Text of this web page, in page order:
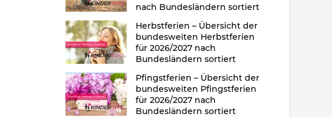
nach Bundesländern sortiert
Herbstferien – Übersicht der
bundesweiten Herbstferien
für 2026/2027 nach
Bundesländern sortiert
Pfingstferien – Übersicht der
bundesweiten Pfingstferien
für 2026/2027 nach
Bundesländern sortiert